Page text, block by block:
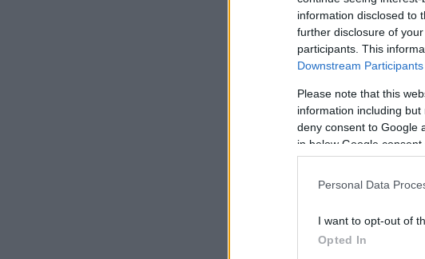
information disclosed to
further disclosure of
participants. This
Downstream Participants
Please note that this
information including
deny consent to Google
in below Google consent
Personal Data
I want to opt-out of
Opted In